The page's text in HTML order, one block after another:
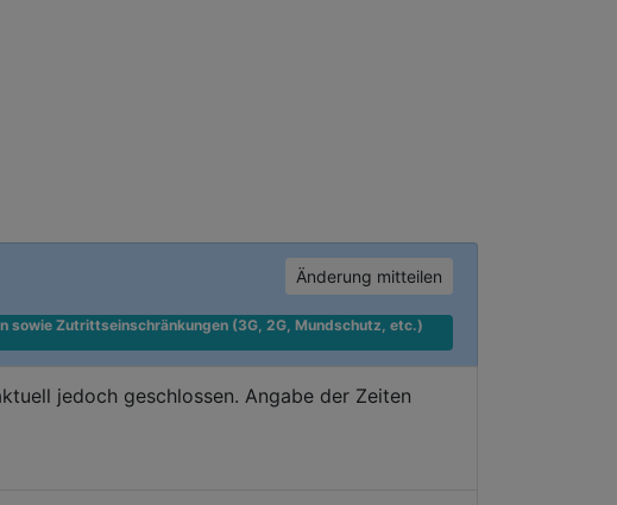
Änderung mitteilen
sowie Zutrittseinschränkungen (3G, 2G, Mundschutz, etc.)
jedoch geschlossen. Angabe der Zeiten